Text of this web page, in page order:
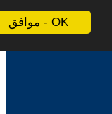
موافق - OK